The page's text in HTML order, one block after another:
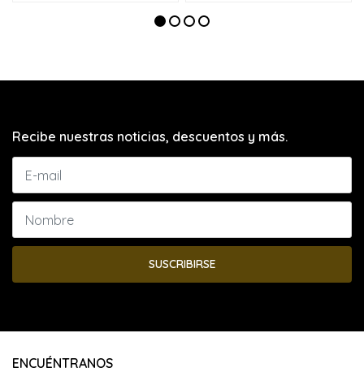
Recibe nuestras noticias, descuentos y más.
SUSCRIBIRSE
ENCUÉNTRANOS